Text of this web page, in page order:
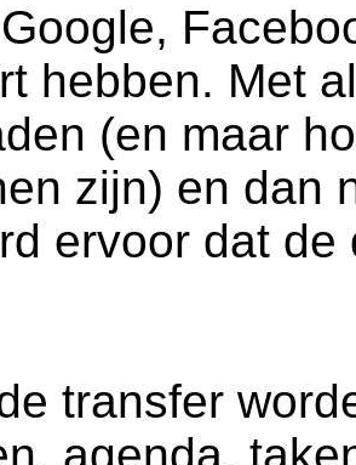
hebben. Met
(en maar
zijn) en dan
ervoor dat
transfer